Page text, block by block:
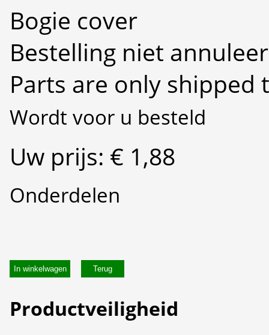
Bogie cover
Bestelling niet
Parts are only shipped
Wordt voor u besteld
Uw prijs: € 1,88
Onderdelen
In winkelwagen
Productveiligheid